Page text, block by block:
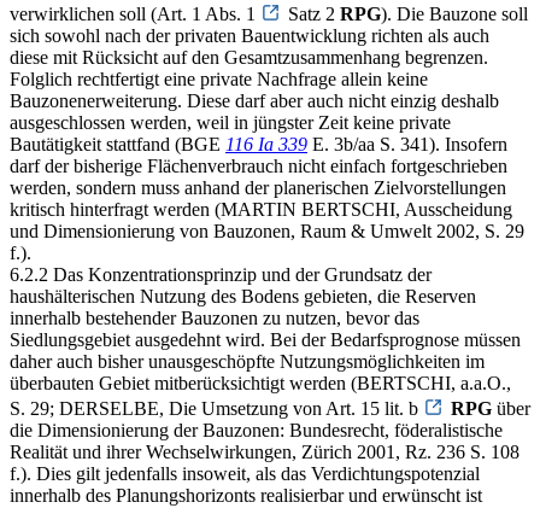
verwirklichen soll (Art. 1 Abs. 1
Satz 2 RPG). Die Bauzone soll
sich sowohl nach der privaten Bauentwicklung richten als auch
diese mit Rücksicht auf den Gesamtzusammenhang begrenzen.
Folglich rechtfertigt eine private Nachfrage allein keine
Bauzonenerweiterung. Diese darf aber auch nicht einzig deshalb
ausgeschlossen werden, weil in jüngster Zeit keine private
Bautätigkeit stattfand (BGE 116 Ia 339 E. 3b/aa S. 341). Insofern
darf der bisherige Flächenverbrauch nicht einfach fortgeschrieben
werden, sondern muss anhand der planerischen Zielvorstellungen
kritisch hinterfragt werden (MARTIN BERTSCHI, Ausscheidung
und Dimensionierung von Bauzonen, Raum & Umwelt 2002, S. 29
f.).
6.2.2 Das Konzentrationsprinzip und der Grundsatz der
haushälterischen Nutzung des Bodens gebieten, die Reserven
innerhalb bestehender Bauzonen zu nutzen, bevor das
Siedlungsgebiet ausgedehnt wird. Bei der Bedarfsprognose müssen
daher auch bisher unausgeschöpfte Nutzungsmöglichkeiten im
überbauten Gebiet mitberücksichtigt werden (BERTSCHI, a.a.O.,
S. 29; DERSELBE, Die Umsetzung von Art. 15 lit. b
RPG über
die Dimensionierung der Bauzonen: Bundesrecht, föderalistische
Realität und ihrer Wechselwirkungen, Zürich 2001, Rz. 236 S. 108
f.). Dies gilt jedenfalls insoweit, als das Verdichtungspotenzial
innerhalb des Planungshorizonts realisierbar und erwünscht ist